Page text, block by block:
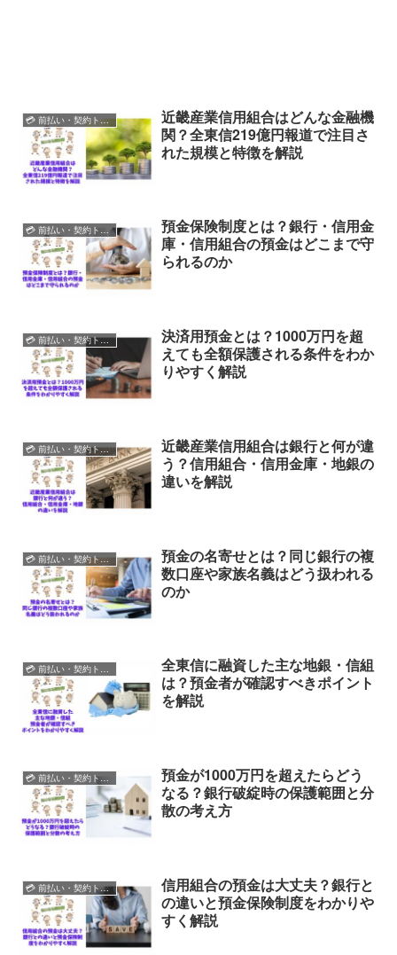
💳 前払い・契約トラブル
近畿産業信用組合はどんな金融機
関？全東信219億円報道で注目さ
れた規模と特徴を解説
💳 前払い・契約トラブル
預金保険制度とは？銀行・信用金
庫・信用組合の預金はどこまで守
られるのか
💳 前払い・契約トラブル
決済用預金とは？1000万円を超
えても全額保護される条件をわか
りやすく解説
💳 前払い・契約トラブル
近畿産業信用組合は銀行と何が違
う？信用組合・信用金庫・地銀の
違いを解説
💳 前払い・契約トラブル
預金の名寄せとは？同じ銀行の複
数口座や家族名義はどう扱われる
のか
全東信に融資した主な地銀・信組
は？預金者が確認すべきポイント
を解説
💳 前払い・契約トラブル
預金が1000万円を超えたらどう
なる？銀行破綻時の保護範囲と分
散の考え方
💳 前払い・契約トラブル
信用組合の預金は大丈夫？銀行と
の違いと預金保険制度をわかりや
すく解説